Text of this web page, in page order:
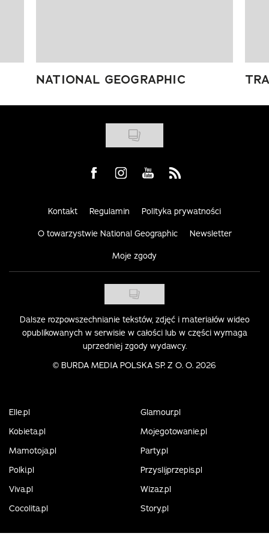
NATIONAL GEOGRAPHIC
Visit us on Facebook
Visit us on Instagram
Visit us on Youtube
Visit us on Rss
Kontakt Regulamin Polityka prywatności
O towarzystwie National Geographic Newsletter
Moje zgody
Dalsze rozpowszechnianie tekstów, zdjęć i materiałów wideo
opublikowanych w serwisie w całości lub w części wymaga
uprzedniej zgody wydawcy.
© BURDA MEDIA POLSKA SP. Z O. O. 2026
Elle.pl
Glamour.pl
Kobieta.pl
Mojegotowanie.pl
Mamotoja.pl
Party.pl
Polki.pl
Przyslijprzepis.pl
Viva.pl
Wizaz.pl
Cocolita.pl
Story.pl